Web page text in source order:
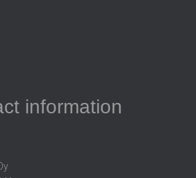
information